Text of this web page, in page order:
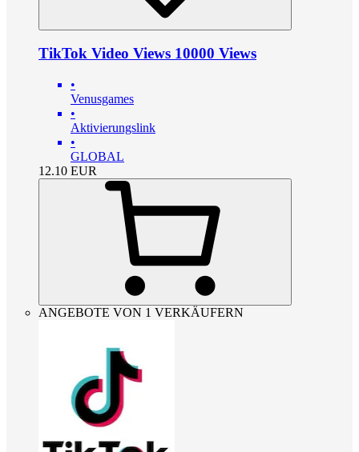
TikTok Video Views 10000 Views
•
Venusgames
•
Aktivierungslink
•
GLOBAL
12.10 EUR
ANGEBOTE VON 1 VERKÄUFERN